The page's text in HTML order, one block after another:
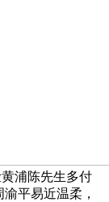
浦陈先生多付
平易近温柔，